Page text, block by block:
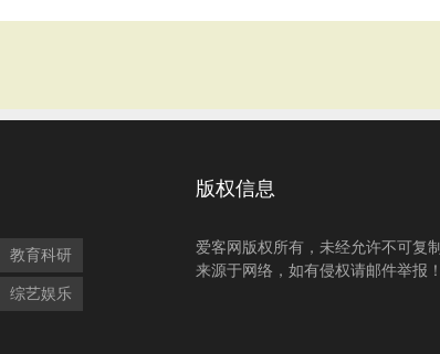
教育科研
综艺娱乐
版权信息
爱客网版权所有，未经允许不可复
来源于网络，如有侵权请邮件举报！